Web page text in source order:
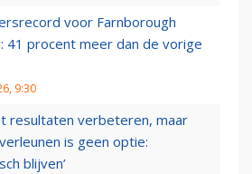
voor Farnborough
41 procent meer dan de vorige
9:30
resultaten verbeteren, maar
is geen optie:
blijven’